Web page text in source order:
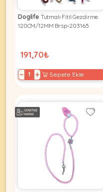
Doglife Tutmalı Fitil Gezdirme
120CM/12MM Brsp-203165
191,70₺
− + Sepete Ekle